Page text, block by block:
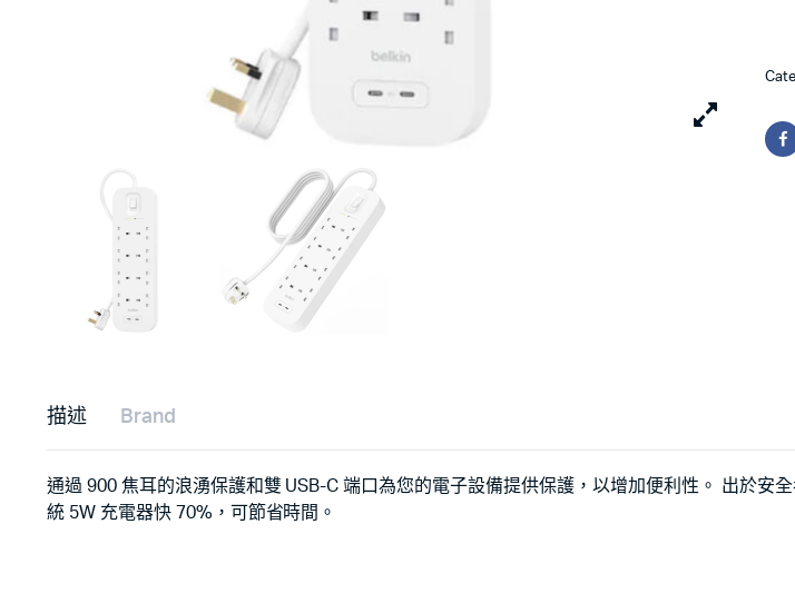
描述 Brand
通過 900 焦耳的浪湧保護和雙 USB-C 端口為您的電子設備提供保護，以增加便利性。 出於安
統 5W 充電器快 70%，可節省時間。